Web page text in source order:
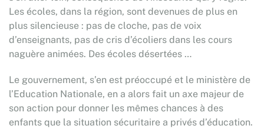
Les écoles, dans la région, sont devenues de plus en
plus silencieuse : pas de cloche, pas de voix
d’enseignants, pas de cris d’écoliers dans les cours
naguère animées. Des écoles désertées …
Le gouvernement, s’en est préoccupé et le ministère de
l’Education Nationale, en a alors fait un axe majeur de
son action pour donner les mêmes chances à des
enfants que la situation sécuritaire a privés d’éducation.